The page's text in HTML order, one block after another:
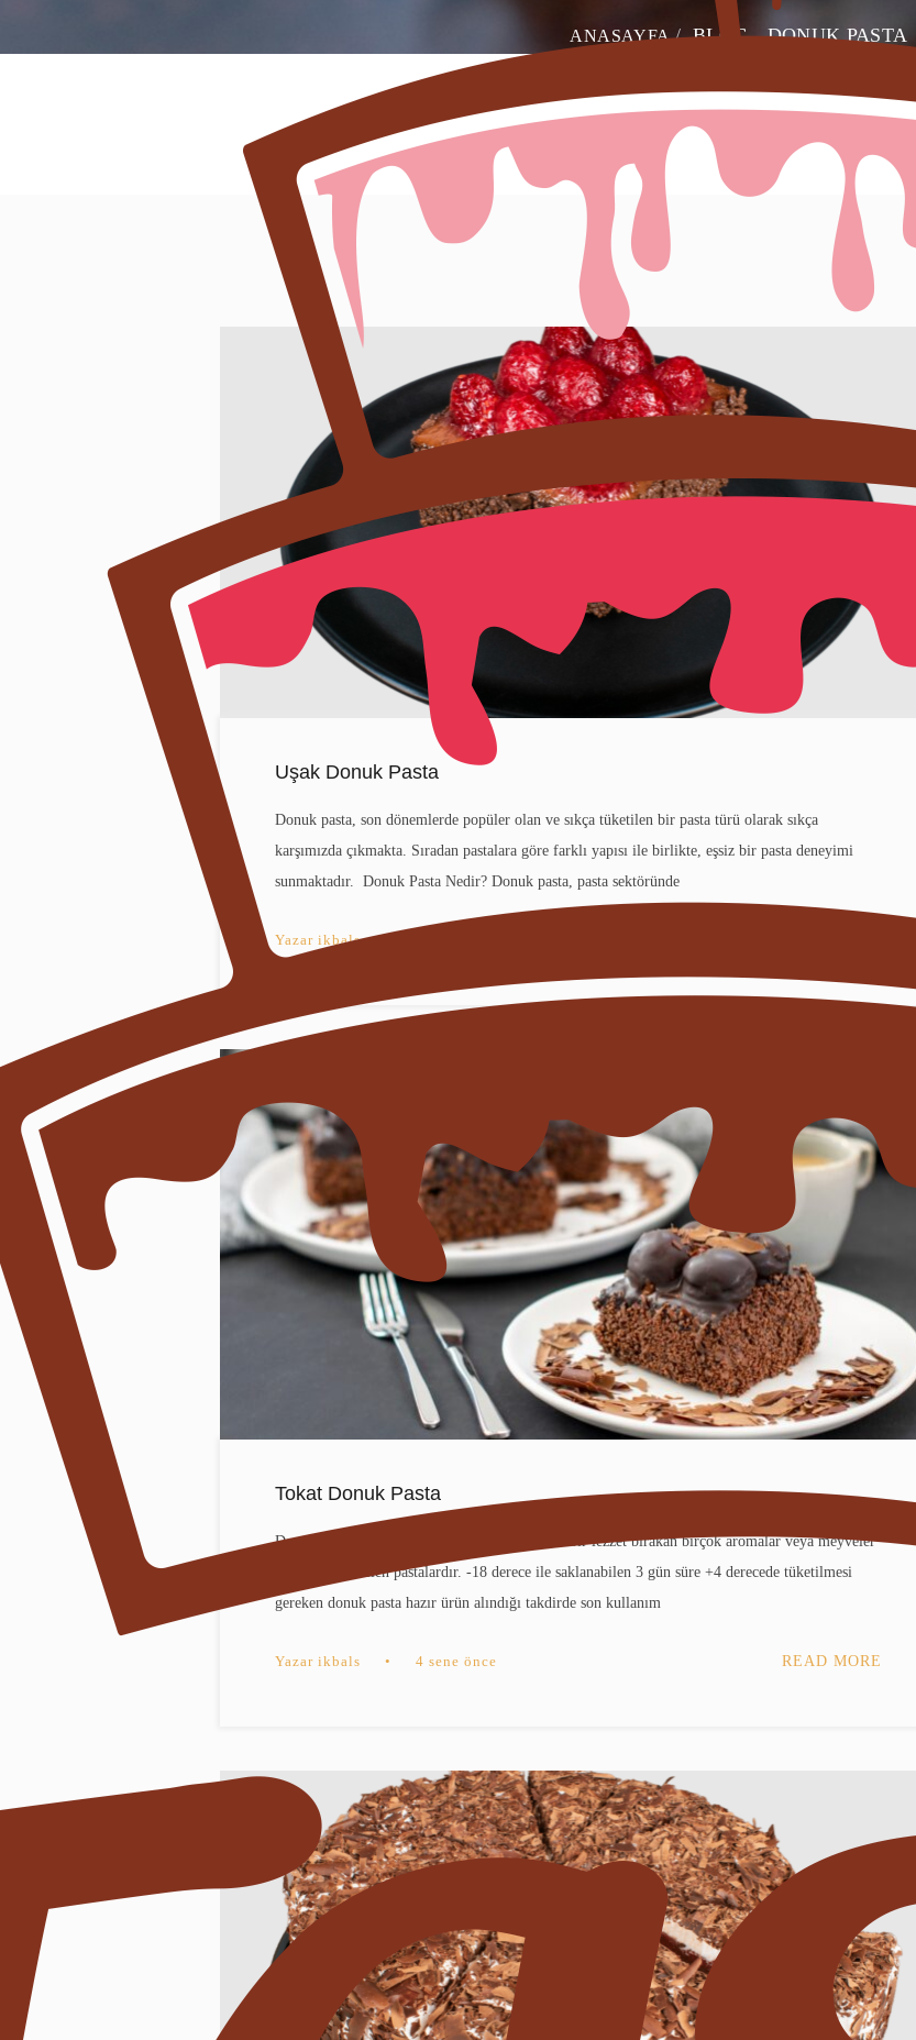
ANASAYFA BLOG - DONUK PASTA
Uşak Donuk Pasta
Donuk pasta, son dönemlerde popüler olan ve sıkça tüketilen bir pasta türü olarak sıkça
karşımızda çıkmakta. Sıradan pastalara göre farklı yapısı ile birlikte, eşsiz bir pasta deneyimi
sunmaktadır. Donuk Pasta Nedir? Donuk pasta, pasta sektöründe
Yazar ikbals •
Tokat Donuk Pasta
Donuk pasta, soguk sunumla damaklarda enfes bir lezzet bırakan birçok aromalar veya meyveler
ile soğuk tüketilen pastalardır. -18 derece ile saklanabilen 3 gün süre +4 derecede tüketilmesi
gereken donuk pasta hazır ürün alındığı takdirde son kullanım
Yazar ikbals • 4 sene önce READ MORE